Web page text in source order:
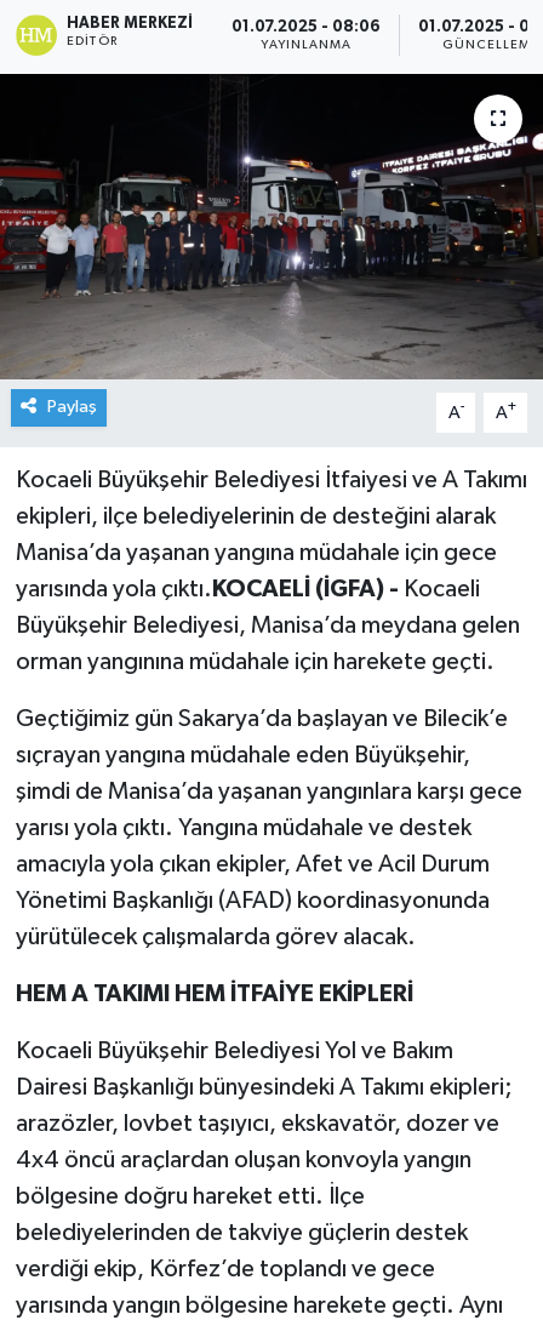
HABER MERKEZI
EDITÖR
01.07.2025 - 08:06
YAYINLANMA
01.07.2025 -
GÜNCELLEME
Paylaş A- A+
Kocaeli Büyükşehir Belediyesi İtfaiyesi ve A Takımı
ekipleri, ilçe belediyelerinin de desteğini alarak
Manisa’da yaşanan yangına müdahale için gece
yarısında yola çıktı. KOCAELİ (İGFA) - Kocaeli
Büyükşehir Belediyesi, Manisa’da meydana gelen
orman yangınına müdahale için harekete geçti.
Geçtiğimiz gün Sakarya’da başlayan ve Bilecik’e
sıçrayan yangına müdahale eden Büyükşehir,
şimdi de Manisa’da yaşanan yangınlara karşı gece
yarısı yola çıktı. Yangına müdahale ve destek
amacıyla yola çıkan ekipler, Afet ve Acil Durum
Yönetimi Başkanlığı (AFAD) koordinasyonunda
yürütülecek çalışmalarda görev alacak.
HEM A TAKIMI HEM İTFAİYE EKİPLERİ
Kocaeli Büyükşehir Belediyesi Yol ve Bakım
Dairesi Başkanlığı bünyesindeki A Takımı ekipleri;
arazözler, lovbet taşıyıcı, ekskavatör, dozer ve
4x4 öncü araçlardan oluşan konvoyla yangın
bölgesine doğru hareket etti. İlçe
belediyelerinden de takviye güçlerin destek
verdiği ekip, Körfez’de toplandı ve gece
yarısında yangın bölgesine harekete geçti. Aynı